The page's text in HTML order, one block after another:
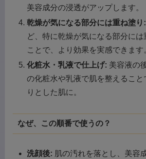
美容成分の浸透がアップします。
乾燥が気になる部分には重ね塗り:
ど、特に乾燥が気になる部分には
ことで、より効果を実感できます
化粧水・乳液で仕上げ: 美容液の
の化粧水や乳液で肌を整えること
りとした肌に。
なぜ、この順番で使うの？
洗顔後: 肌の汚れを落とし、美容